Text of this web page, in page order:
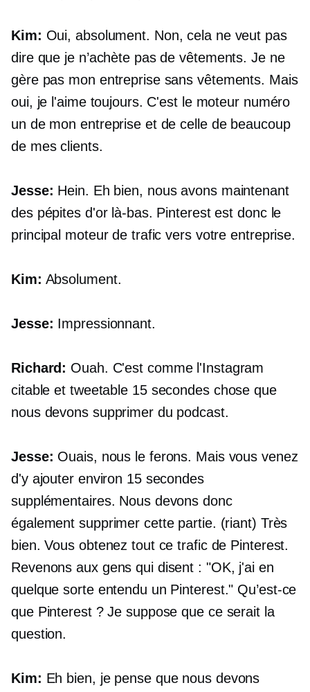
Kim: Oui, absolument. Non, cela ne veut pas
dire que je n’achète pas de vêtements. Je ne
gère pas mon entreprise sans vêtements. Mais
oui, je l'aime toujours. C'est le moteur numéro
un de mon entreprise et de celle de beaucoup
de mes clients.
Jesse: Hein. Eh bien, nous avons maintenant
des pépites d'or là-bas. Pinterest est donc le
principal moteur de trafic vers votre entreprise.
Kim: Absolument.
Jesse: Impressionnant.
Richard: Ouah. C'est comme l'Instagram
citable et tweetable 15 secondeschose que
nous devons supprimer du podcast.
Jesse: Ouais, nous le ferons. Mais vous venez
d'y ajouter environ 15 secondes
supplémentaires. Nous devons donc
également supprimer cette partie. (riant) Très
bien. Vous obtenez tout ce trafic de Pinterest.
Revenons aux gens qui disent : "OK, j'ai en
quelque sorte entendu un Pinterest." Qu’est-ce
que Pinterest ? Je suppose que ce serait la
question.
Kim: Eh bien, je pense que nous devons